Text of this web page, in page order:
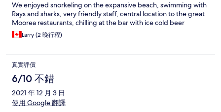
We enjoyed snorkeling on the expansive beach, swimming with
Rays and sharks, very friendly staff, central location to the great
Moorea restaurants, chilling at the bar with ice cold beer
Larry (2 晚行程)
真實評價
6/10 不錯
2021 年 12 月 3 日
使用 Google 翻譯